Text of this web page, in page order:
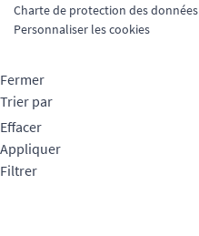
Charte de protection des données
Personnaliser les cookies
Fermer
Trier par
Effacer
Appliquer
Filtrer